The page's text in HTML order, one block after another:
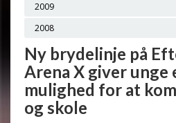
2009
2008
Ny brydelinje på
Arena X giver unge
mulighed for at
og skole